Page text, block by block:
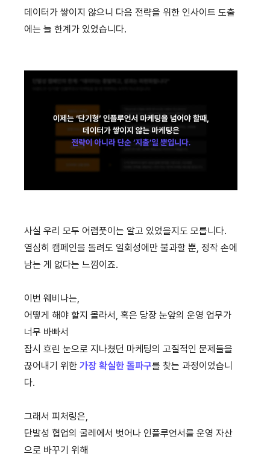
데이터가 쌓이지 않으니 다음 전략을 위한 인사이트 도출
에는 늘 한계가 있었습니다.
사실 우리 모두 어렴풋이는 알고 있었을지도 모릅니다.
열심히 캠페인을 돌려도 일회성에만 불과할 뿐, 정작 손에
남는 게 없다는 느낌이죠.
이번 웨비나는,
어떻게 해야 할지 몰라서, 혹은 당장 눈앞의 운영 업무가
너무 바빠서
잠시 흐린 눈으로 지나쳤던 마케팅의 고질적인 문제들을
끊어내기 위한 가장 확실한 돌파구를 찾는 과정이었습니
다.
그래서 피처링은,
단발성 협업의 굴레에서 벗어나 인플루언서를 운영 자산
으로 바꾸기 위해